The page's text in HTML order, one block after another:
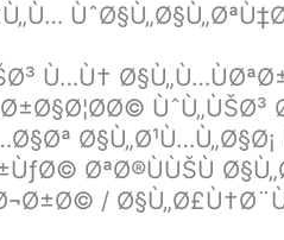
Ù…Ù†
ÙˆÙ„ÙŠØ³
ØªØ®ÙÙŠÙ
/